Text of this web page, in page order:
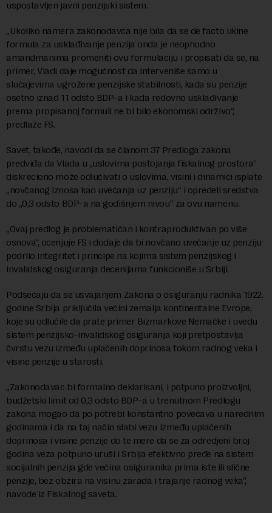
uspostavljen javni penzijski sistem.
„Ukoliko namera zakonodavca nije bila da se de facto ukine
formula za usklađivanje penzija onda je neophodno
amandmanima promeniti ovu formulaciju i propisati da se, na
primer, Vladi daje mogućnost da interveniše samo u
slučajevima ugrožene penzijske stabilnosti, kada su penzije
osetno iznad 11 odsto BDP-a i kada redovno usklađivanje
prema propisanoj formuli ne bi bilo ekonomski održivo“,
predlaže FS.
Savet, takođe, navodi da se članom 37 Predloga zakona
predviđa da Vlada u „uslovima postojanja fiskalnog prostora“
diskreciono može odlučivati o uslovima, visini i dinamici isplate
„novčanog iznosa kao uvećanja uz penziju“ i opredeli sredstva
do „0,3 odsto BDP-a na godišnjem nivou“ za ovu namenu.
„Ovaj predlog je problematičan i kontraproduktivan po više
osnova“, ocenjuje FS i dodaje da bi novčano uvećanje uz penziju
podrilo integritet i principe na kojima sistem penzijskog i
invalidskog osiguranja decenijama funkcioniše u Srbiji.
Podsećaju da se usvajanjem Zakona o osiguranju radnika 1922.
godine Srbija priključila većini zemalja kontinentalne Evrope,
koje su odlučile da prate primer Bizmarkove Nemačke i uvedu
sistem penzijsko-invalidskog osiguranja koji pretpostavlja
čvrstu vezu između uplaćenih doprinosa tokom radnog veka i
visine penzije u starosti.
„Zakonodavac bi formalno deklarisani, i potpuno proizvoljni,
budžetski limit od 0,3 odsto BDP-a u trenutnom Predlogu
zakona mogao da po potrebi konstantno povećava u narednim
godinama i da na taj način slabi vezu između uplaćenih
doprinosa i visine penzije do te mere da se za odredjeni broj
godina veza potpuno uruši i Srbija efektivno pređe na sistem
socijalnih penzija gde većina osiguranika prima iste ili slične
penzije, bez obzira na visinu zarada i trajanje radnog veka“,
navode iz Fiskalnog saveta.